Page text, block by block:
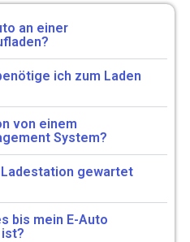
an einer
ich zum Laden
von einem
System?
gewartet
bis mein E-Auto